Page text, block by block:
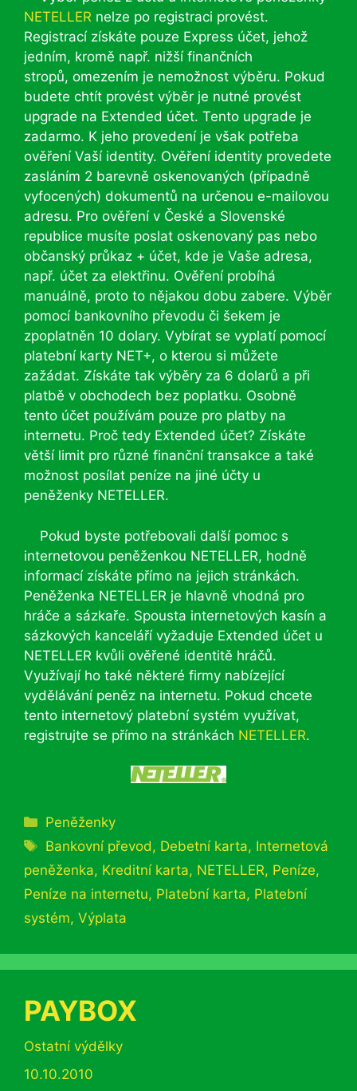
NETELLER nelze po registraci provést.
Registrací získáte pouze Express účet, jehož
jedním, kromě např. nižší finančních
stropů, omezením je nemožnost výběru. Pokud
budete chtít provést výběr je nutné provést
upgrade na Extended účet. Tento upgrade je
zadarmo. K jeho provedení je však potřeba
ověření Vaší identity. Ověření identity provedete
zasláním 2 barevně oskenovaných (případně
vyfocených) dokumentů na určenou e-mailovou
adresu. Pro ověření v České a Slovenské
republice musíte poslat oskenovaný pas nebo
občanský průkaz + účet, kde je Vaše adresa,
např. účet za elektřinu. Ověření probíhá
manuálně, proto to nějakou dobu zabere. Výběr
pomocí bankovního převodu či šekem je
zpoplatněn 10 dolary. Vybírat se vyplatí pomocí
platební karty NET+, o kterou si můžete
zažádat. Získáte tak výběry za 6 dolarů a při
platbě v obchodech bez poplatku. Osobně
tento účet používám pouze pro platby na
internetu. Proč tedy Extended účet? Získáte
větší limit pro různé finanční transakce a také
možnost posílat peníze na jiné účty u
peněženky NETELLER.
Pokud byste potřebovali další pomoc s
internetovou peněženkou NETELLER, hodně
informací získáte přímo na jejich stránkách.
Peněženka NETELLER je hlavně vhodná pro
hráče a sázkaře. Spousta internetových kasín a
sázkových kanceláří vyžaduje Extended účet u
NETELLER kvůli ověřené identitě hráčů.
Využívají ho také některé firmy nabízející
vydělávání peněz na internetu. Pokud chcete
tento internetový platební systém využívat,
registrujte se přímo na stránkách NETELLER.
Rubriky
Peněženky
Štítky
Bankovní převod, Debetní karta, Internetová
peněženka, Kreditní karta, NETELLER, Peníze,
Peníze na internetu, Platební karta, Platební
systém, Výplata
PAYBOX
Rubriky
Ostatní výdělky
10.10.2010